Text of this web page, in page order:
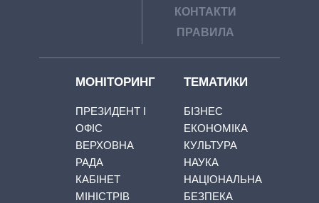
КОНТАКТИ
ПРАВИЛА
МОНІТОРИНГ
ПРЕЗИДЕНТ І
ОФІС
ВЕРХОВНА
РАДА
КАБІНЕТ
МІНІСТРІВ
ТЕМАТИКИ
БІЗНЕС
ЕКОНОМІКА
КУЛЬТУРА
НАУКА
НАЦІОНАЛЬНА
БЕЗПЕКА